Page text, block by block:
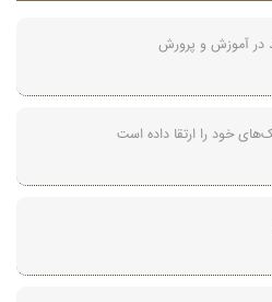
خود را ارتقا داده است